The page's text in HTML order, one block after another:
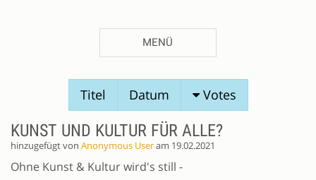
MENÜ
SESSIONVORSCHLÄGE
Titel Datum Votes
KUNST UND KULTUR FÜR ALLE?
hinzugefügt von Anonymous Useram 19.02.2021
Ohne Kunst & Kultur wird's still -